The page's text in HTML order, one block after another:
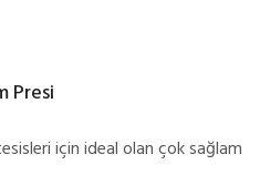
Presi
için ideal olan çok sağlam